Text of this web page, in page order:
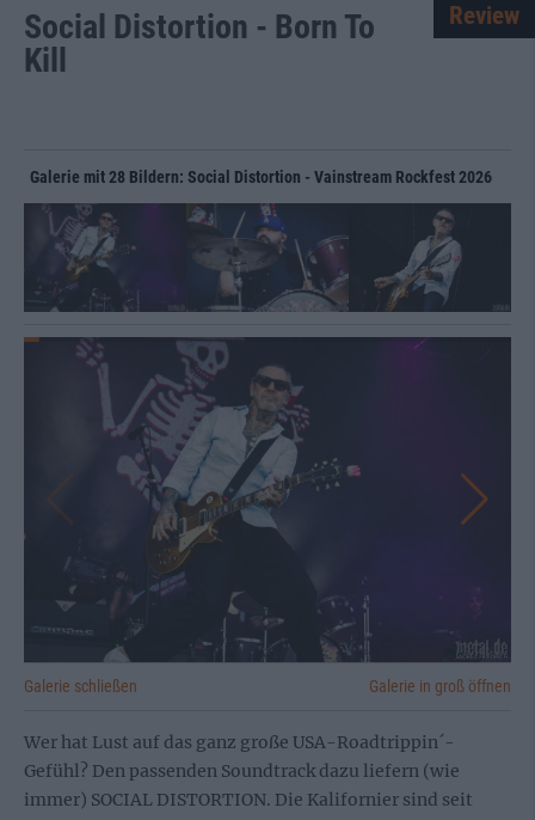
Social Distortion - Born To
Kill
Review
Galerie mit 28 Bildern: Social Distortion - Vainstream Rockfest 2026
Galerie schließen Galerie in groß öffnen
Wer hat Lust auf das ganz große USA-Roadtrippin´-
Gefühl? Den passenden Soundtrack dazu liefern (wie
immer) SOCIAL DISTORTION. Die Kalifornier sind seit